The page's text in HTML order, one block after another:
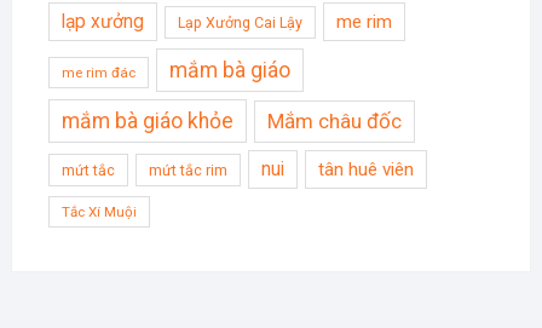
lạp xưởng Lạp Xưởng Cai Lậy me rim
me rim đác mắm bà giáo
mắm bà giáo khỏe Mắm châu đốc
mứt tắc mứt tắc rim nui tân huê viên
Tắc Xí Muội